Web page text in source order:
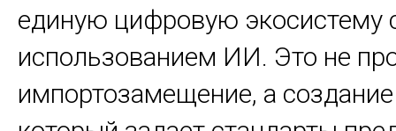
единую цифровую экосистему
использованием ИИ. Это не
импортозамещение, а